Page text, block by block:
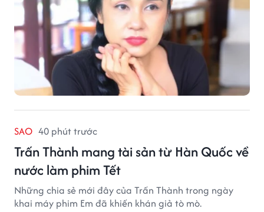
SAO 40 phút trước
Trấn Thành mang tài sản từ Hàn Quốc về
nước làm phim Tết
Những chia sẻ mới đây của Trấn Thành trong ngày
khai máy phim Em đã khiến khán giả tò mò.